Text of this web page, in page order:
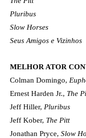
Pluribus
Slow Horses
Seus Amigos e Vizinhos
MELHOR ATOR
Colman Domingo,
Ernest Harden Jr., The
Jeff Hiller, Pluribus
Jeff Kober, The Pitt
Jonathan Pryce, Slow